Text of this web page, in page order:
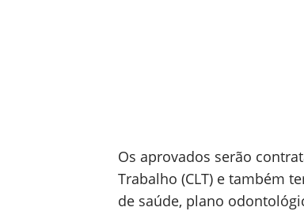
Os aprovados serão
Trabalho (CLT) e também
de saúde, plano